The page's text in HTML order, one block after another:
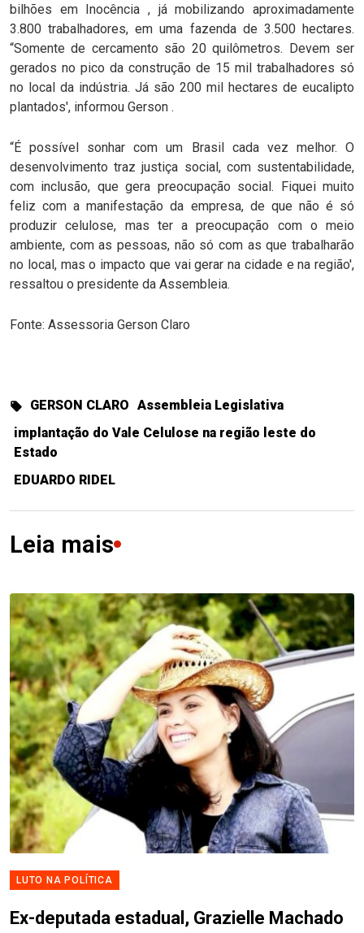
bilhões em Inocência , já mobilizando aproximadamente
3.800 trabalhadores, em uma fazenda de 3.500 hectares.
“Somente de cercamento são 20 quilômetros. Devem ser
gerados no pico da construção de 15 mil trabalhadores só
no local da indústria. Já são 200 mil hectares de eucalipto
plantados', informou Gerson .
“É possível sonhar com um Brasil cada vez melhor. O
desenvolvimento traz justiça social, com sustentabilidade,
com inclusão, que gera preocupação social. Fiquei muito
feliz com a manifestação da empresa, de que não é só
produzir celulose, mas ter a preocupação com o meio
ambiente, com as pessoas, não só com as que trabalharão
no local, mas o impacto que vai gerar na cidade e na região',
ressaltou o presidente da Assembleia.
Fonte: Assessoria Gerson Claro
GERSON CLARO Assembleia Legislativa
implantação do Vale Celulose na região leste do
Estado
EDUARDO RIDEL
Leia mais
LUTO NA POLÍTICA
Ex-deputada estadual, Grazielle Machado